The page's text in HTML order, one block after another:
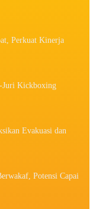
Perkuat Kinerja
Juri Kickboxing
Evakuasi dan
Potensi Capai